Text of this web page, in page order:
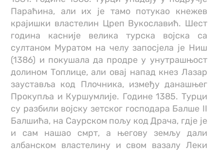
Параћина, али их је тамо потукао кнежев
крајишки властелин Цреп Вукославић. Шест
година касније велика турска војска са
султаном Муратом на челу запосјела је Ниш
(1386) и покушала да продре у унутрашњост
долином Топлице, али овај напад кнез Лазар
зауставља код Плочника, између данашњег
Прокупља и Куршумлије. Године 1385. Турци
су разбили војску зетског господара Балше II
Балшића, на Саурском пољу код Драча, гдје је
и сам нашао смрт, а његову земљу дали
албанском властелину и свом вазалу Леки